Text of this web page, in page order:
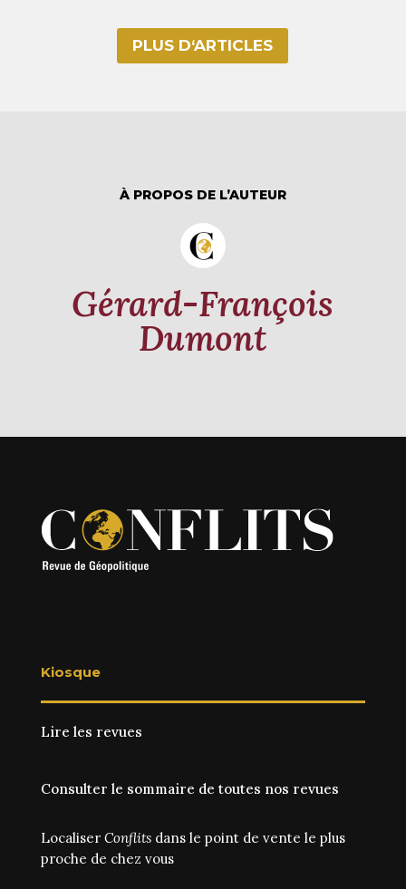
PLUS D‘ARTICLES
À PROPOS DE L’AUTEUR
Gérard-François
Dumont
Kiosque
Lire les revues
Consulter le sommaire de toutes nos revues
Localiser Conflitsdans le point de vente le plus
proche de chez vous